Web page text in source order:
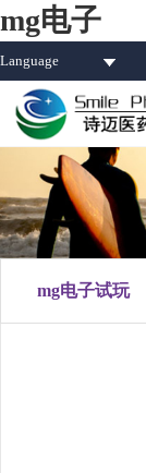
mg电子
Language
mg电子试玩